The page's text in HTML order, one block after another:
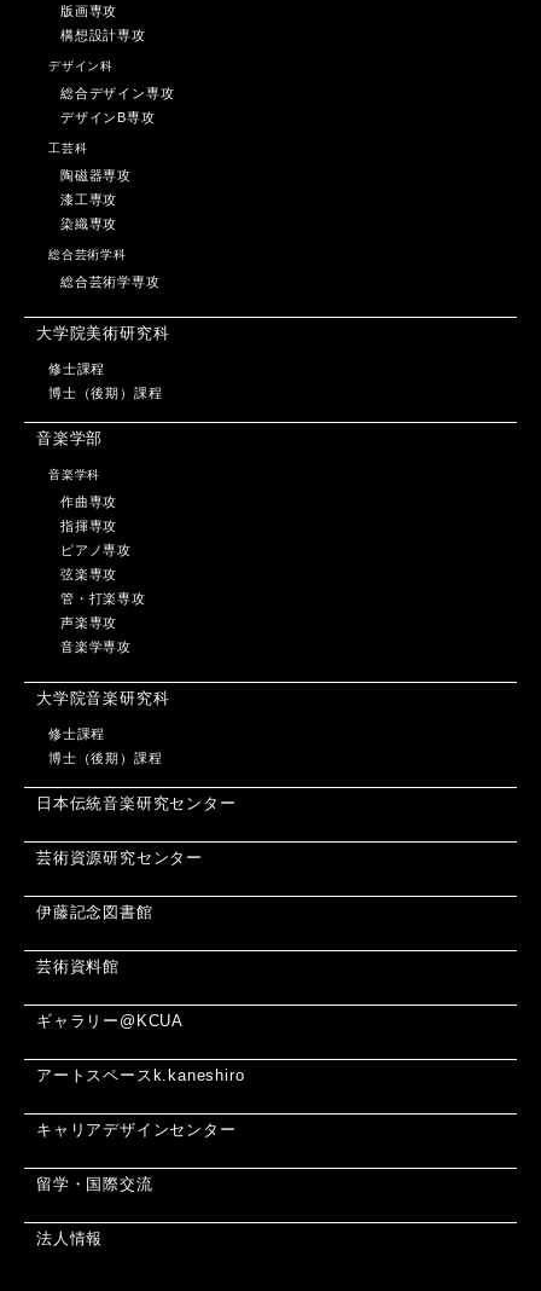
版画専攻
構想設計専攻
デザイン科
総合デザイン専攻
デザインB専攻
工芸科
陶磁器専攻
漆工専攻
染織専攻
総合芸術学科
総合芸術学専攻
大学院美術研究科
修士課程
博士（後期）課程
音楽学部
音楽学科
作曲専攻
指揮専攻
ピアノ専攻
弦楽専攻
管・打楽専攻
声楽専攻
音楽学専攻
大学院音楽研究科
修士課程
博士（後期）課程
日本伝統音楽研究センター
芸術資源研究センター
伊藤記念図書館
芸術資料館
ギャラリー@KCUA
アートスペースk.kaneshiro
キャリアデザインセンター
留学・国際交流
法人情報